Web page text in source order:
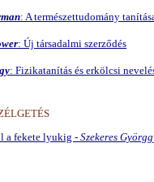
: A természettudomány
: Új társadalmi szerződés
: Fizikatanítás és erkölcsi
a fekete lyukig - Szekeres